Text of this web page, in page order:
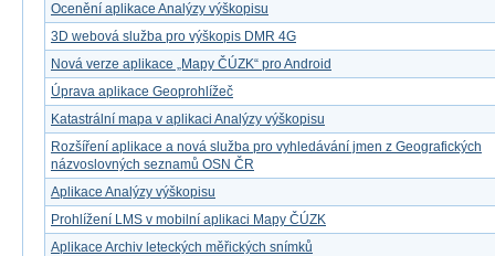
Ocenění aplikace Analýzy výškopisu
3D webová služba pro výškopis DMR 4G
Nová verze aplikace „Mapy ČÚZK“ pro Android
Úprava aplikace Geoprohlížeč
Katastrální mapa v aplikaci Analýzy výškopisu
Rozšíření aplikace a nová služba pro vyhledávání jmen z Geografických
názvoslovných seznamů OSN ČR
Aplikace Analýzy výškopisu
Prohlížení LMS v mobilní aplikaci Mapy ČÚZK
Aplikace Archiv leteckých měřických snímků